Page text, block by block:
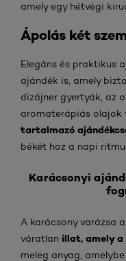
amely egy hétvégi
Ápolás két
Elegáns és praktikus
ajándék is, amely
dizájner gyertyák, az
aromaterápiás olajok
tartalmazó
békét hoz a napi
Karácsonyi
A karácsony varázsa
váratlan illat, amely a
meleg anyag,